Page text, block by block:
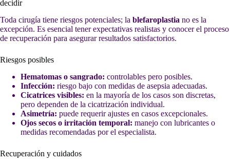
decidir
Toda cirugía tiene riesgos potenciales; la blefaroplastia no es la
excepción. Es esencial tener expectativas realistas y conocer el proceso
de recuperación para asegurar resultados satisfactorios.
Riesgos posibles
Hematomas o sangrado: controlables pero posibles.
Infección: riesgo bajo con medidas de asepsia adecuadas.
Cicatrices visibles: en la mayoría de los casos son discretas,
pero dependen de la cicatrización individual.
Asimetría: puede requerir ajustes en casos excepcionales.
Ojos secos o irritación temporal: manejo con lubricantes o
medidas recomendadas por el especialista.
Recuperación y cuidados